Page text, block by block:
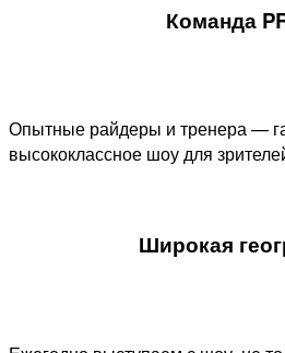
Команда
Опытные райдеры и тренера —
высококлассное шоу для
Широкая